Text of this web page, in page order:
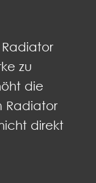
zu
die
Radiator
direkt